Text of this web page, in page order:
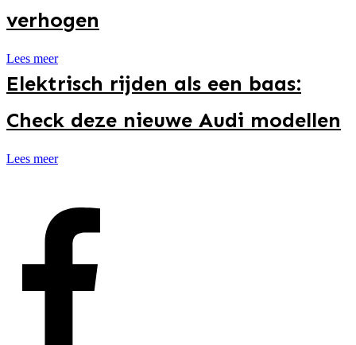
verhogen
Lees meer
Elektrisch rijden als een baas:
Check deze nieuwe Audi modellen
Lees meer